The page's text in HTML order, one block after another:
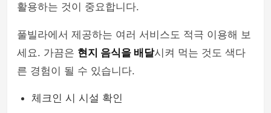
활용하는 것이 중요합니다.
풀빌라에서 제공하는 여러 서비스도 적극 이용해 보
세요. 가끔은 현지 음식을 배달시켜 먹는 것도 색다
른 경험이 될 수 있습니다.
체크인 시 시설 확인